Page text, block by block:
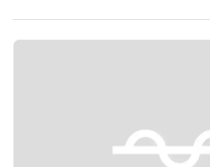
Previous slide